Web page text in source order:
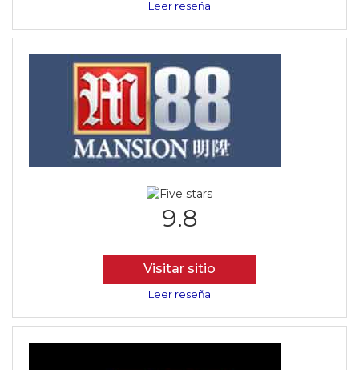
Leer reseña
9.8
Visitar sitio
Leer reseña